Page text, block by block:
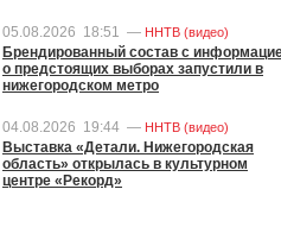
05.08.2026 18:51 — ННТВ (видео)
Брендированный состав с
о предстоящих выборах запустили в
нижегородском метро
04.08.2026 19:44 — ННТВ (видео)
Выставка «Детали. Нижегородская
область» открылась в культурном
центре «Рекорд»